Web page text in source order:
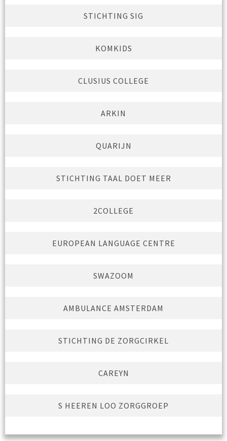
STICHTING SIG
KOMKIDS
CLUSIUS COLLEGE
ARKIN
QUARIJN
STICHTING TAAL DOET MEER
2COLLEGE
EUROPEAN LANGUAGE CENTRE
SWAZOOM
AMBULANCE AMSTERDAM
STICHTING DE ZORGCIRKEL
CAREYN
S HEEREN LOO ZORGGROEP